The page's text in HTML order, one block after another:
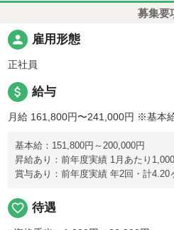
募集要
person 雇用形態
正社員
attach_money 給与
月給 161,800円〜241,000円 ※基本
基本給：151,800円～200,000円
昇給あり：前年度実績 1月あたり
賞与あり：前年度実績 年2回・計4.20
favorite_border 待遇